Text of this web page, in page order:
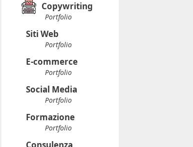
Copywriting
Portfolio
Siti Web
Portfolio
E-commerce
Portfolio
Social Media
Portfolio
Formazione
Portfolio